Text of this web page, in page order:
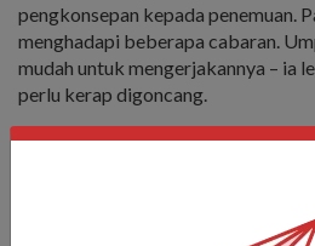
pengkonsepan kepada penemuan.
menghadapi beberapa cabaran.
mudah untuk mengerjakannya – ia
perlu kerap digoncang.
Pelbagai ujian perlu dijalankan